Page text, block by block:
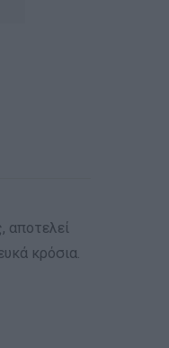
αποτελεί
κρόσια.